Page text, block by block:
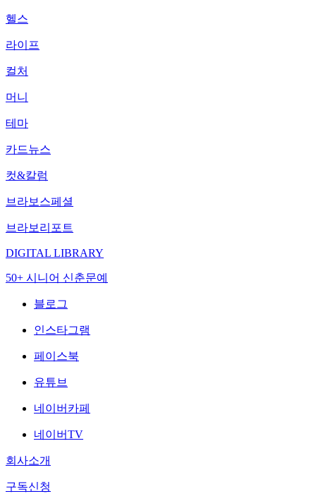
헬스
라이프
컬처
머니
테마
카드뉴스
컷&칼럼
브라보스페셜
브라보리포트
DIGITAL LIBRARY
50+ 시니어 신춘문예
블로그
인스타그램
페이스북
유튜브
네이버카페
네이버TV
회사소개
구독신청